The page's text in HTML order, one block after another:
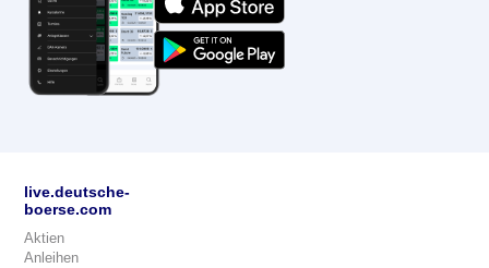
live.deutsche-
boerse.com
Aktien
Anleihen